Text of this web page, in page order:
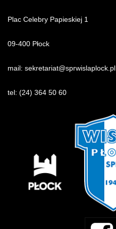
Plac Celebry Papieskiej 1
09-400 Płock
mail: sekretariat@sprwislaplock.pl
tel: (24) 364 50 60